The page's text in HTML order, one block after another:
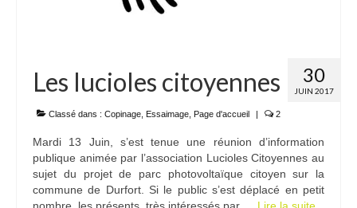
30
JUIN 2017
Les lucioles citoyennes
Classé dans : Copinage Essaimage Page d'accueil | 2
Mardi 13 Juin, s’est tenue une réunion d’information
publique animée par l’association Lucioles Citoyennes au
sujet du projet de parc photovoltaïque citoyen sur la
commune de Durfort. Si le public s’est déplacé en petit